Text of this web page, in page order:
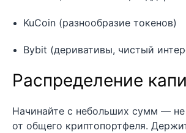
KuCoin (разнообразие токенов)
Bybit (деривативы, чистый
Распределение
Начинайте с небольших сумм — не
от общего криптопортфеля.